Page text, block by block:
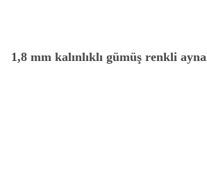
1,8 mm kalınlıklı gümüş renkli